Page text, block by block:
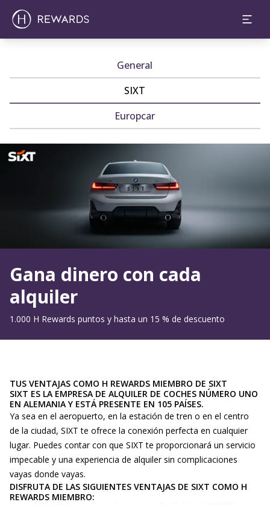
General
SIXT
Europcar
Diapositiva 1 de 1
Gana dinero con cada
alquiler
1.000 H Rewards puntos y hasta un 15 % de descuento
TUS VENTAJAS COMO H REWARDS MIEMBRO DE SIXT
SIXT ES LA EMPRESA DE ALQUILER DE COCHES NÚMERO UNO
EN ALEMANIA Y ESTÁ PRESENTE EN 105 PAÍSES.
Ya sea en el aeropuerto, en la estación de tren o en el centro
de la ciudad, SIXT te ofrece la conexión perfecta en cualquier
lugar. Puedes contar con que SIXT te proporcionará un servicio
impecable y una experiencia de alquiler sin complicaciones
vayas donde vayas.
DISFRUTA DE LAS SIGUIENTES VENTAJAS DE SIXT COMO H
REWARDS MIEMBRO: